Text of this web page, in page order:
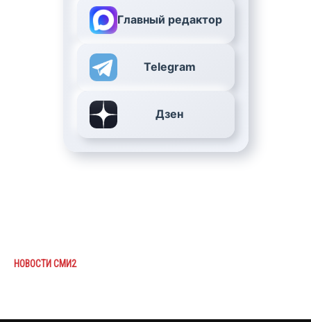
Главный редактор
Telegram
Дзен
НОВОСТИ СМИ2